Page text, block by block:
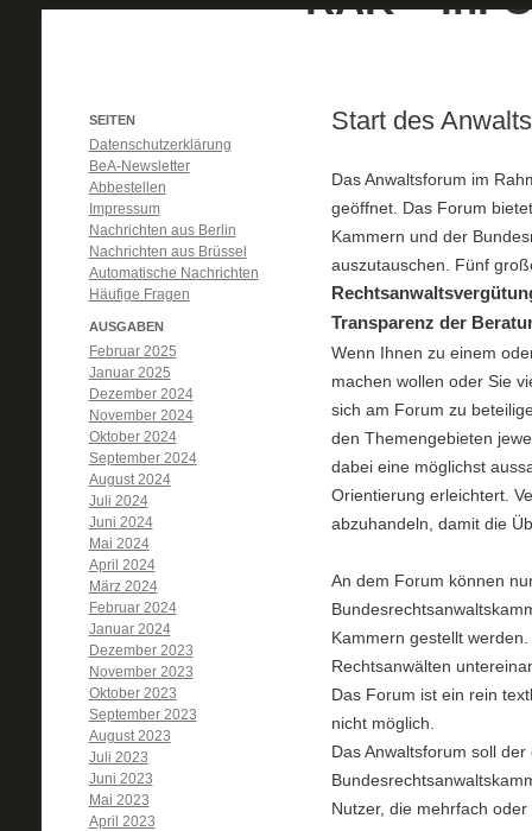
Start des
Das Anwaltsforum im
geöffnet. Das Forum
Kammern und der
auszutauschen. Fünf
Transparenz der
Wenn Ihnen zu einem
machen wollen oder Sie
sich am Forum zu
den Themengebieten
dabei eine möglichst
Orientierung erleichtert.
abzuhandeln, damit die
An dem Forum können
Kammern gestellt
Rechtsanwälten
Das Forum ist ein rein
nicht möglich.
Das Anwaltsforum soll
Nutzer, die mehrfach
SEITEN
Datenschutzerklärung
BeA-Newsletter
Abbestellen
Impressum
Nachrichten aus Berlin
Nachrichten aus Brüssel
Automatische Nachrichten
Häufige Fragen
AUSGABEN
Februar 2025
Januar 2025
Dezember 2024
November 2024
Oktober 2024
September 2024
August 2024
Juli 2024
Juni 2024
Mai 2024
April 2024
März 2024
Februar 2024
Januar 2024
Dezember 2023
November 2023
Oktober 2023
September 2023
August 2023
Juli 2023
Juni 2023
Mai 2023
April 2023